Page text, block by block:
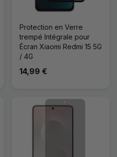
Protection en Verre
trempé Intégrale pour
Écran Xiaomi Redmi 15 5G
/ 4G
14,99 €